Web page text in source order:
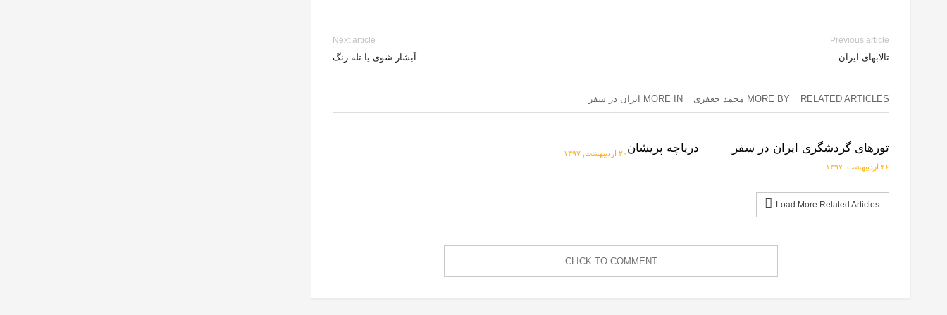
Previous article
تالابهای ایران
Next article
آبشار شوی یا تله زنگ
RELATED ARTICLES MORE BY محمد جعفری MORE IN ایران در سفر
تورهای گردشگری ایران در سفر
۲۶ اردیبهشت, ۱۳۹۷
دریاچه پریشان ۲۰ اردیبهشت, ۱۳۹۷
Load More Related Articles
CLICK TO COMMENT